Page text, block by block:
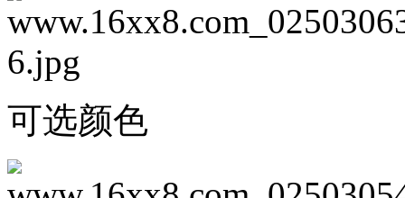
可选颜色